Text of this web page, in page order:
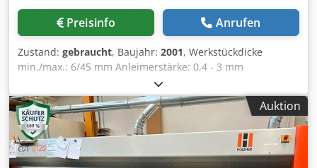
2. Fräser: Diamant Ø 72,5 mm x 19 mm, Ø 20 mm Z = 4
Radius R = 2 mm, Rechtslauf mit CM-Technologie
Ziehklingenträger R = 2 mm (2 Stk. erforderlich)
Flächenziehklinge FK 701 Schwabbelaggregat 1940 (2 x
0,12 kW, 50 Hz, 1400 U/min) Sprüheinrichtung 1856
TECHNISCHE DETAILS Vorschubgeschwindigkeit: 10 - 18
m/min Werkstücklänge min: 160 mm Werkstückbreite min:
60 mm Werkstückdicke: 8 - 60 mm Kantenhöhe max.: 65
mm Kantenstärke Rollenware: 0,4 - 3 mm Kantenstärke
Streifenware max.: 8 mm MASCHINEN-DETAILS Steuerung:
Preisinfo Anrufen
Zustand: gebraucht, Baujahr: 2001, Werkstückdicke
min./max.: 6/45 mm Anleimerstärke: 0,4 - 3 mm
Anleimerhöhe max.: 51 mm Anleimerlänge Streifen min.:
350 mm Anleimerüberstand in der Höhe pro Seite max.: 3
mm Werkstückbreite min.: 60 mm Werkstücklänge min.:
180 mm Gesamtlänge: 3700 mm Breite: 1440 mm Höhe
max.: 1970 mm Werkstückeinlaufhöhe: 850 mm Gewicht:
ca. 850 kg Lagerort: Nattheim Dwedpfx Agoy Dd Iye Uja
Auktion